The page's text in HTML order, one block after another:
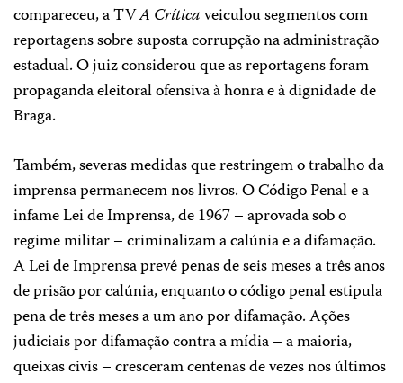
compareceu, a TVA Críticaveiculou segmentos com
reportagens sobre suposta corrupção na administração
estadual. O juiz considerou que as reportagens foram
propaganda eleitoral ofensiva à honra e à dignidade de
Braga.
Também, severas medidas que restringem o trabalho da
imprensa permanecem nos livros. O Código Penal e a
infame Lei de Imprensa, de 1967 – aprovada sob o
regime militar – criminalizam a calúnia e a difamação.
A Lei de Imprensa prevê penas de seis meses a três anos
de prisão por calúnia, enquanto o código penal estipula
pena de três meses a um ano por difamação. Ações
judiciais por difamação contra a mídia – a maioria,
queixas civis – cresceram centenas de vezes nos últimos